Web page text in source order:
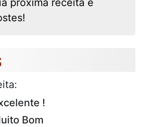
próxima receita e
!
Bom